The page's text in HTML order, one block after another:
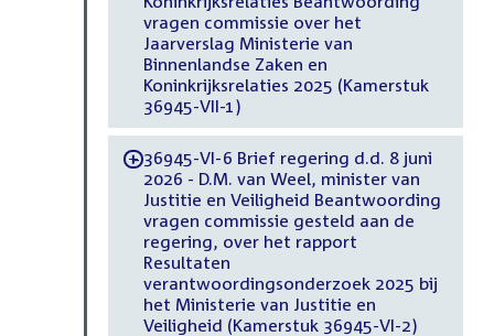
vragen commissie over het
Jaarverslag Ministerie van
Binnenlandse Zaken en
Koninkrijksrelaties 2025 (Kamerstuk
36945-VII-1)
-36945-VI-6 Brief regering d.d. 8 juni
2026 - D.M. van Weel, minister van
Justitie en Veiligheid Beantwoording
vragen commissie gesteld aan de
regering, over het rapport
Resultaten
verantwoordingsonderzoek 2025 bij
het Ministerie van Justitie en
Veiligheid (Kamerstuk 36945-VI-2)